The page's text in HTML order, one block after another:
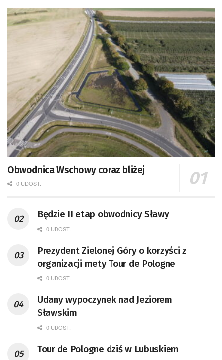
Obwodnica Wschowy coraz bliżej
0 UDOST.
Będzie II etap obwodnicy Sławy
0 UDOST.
Prezydent Zielonej Góry o korzyści z
organizacji mety Tour de Pologne
0 UDOST.
Udany wypoczynek nad Jeziorem
Sławskim
0 UDOST.
Tour de Pologne dziś w Lubuskiem